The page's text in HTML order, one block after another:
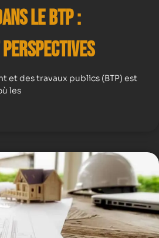
le BTP :
et des travaux publics (BTP) est
les